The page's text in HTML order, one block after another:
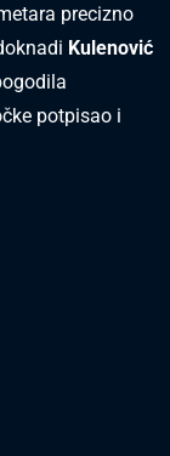
precizno
Kulenović
potpisao i